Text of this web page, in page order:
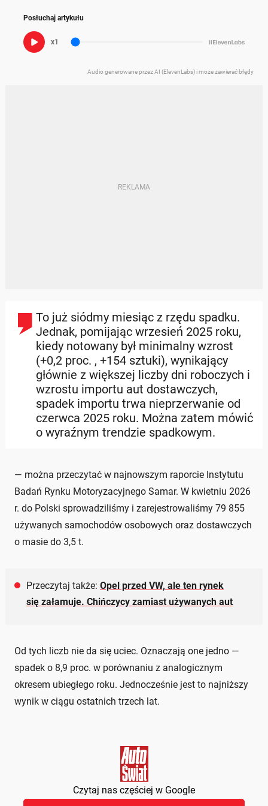
Posłuchaj artykułu
x1
Audio generowane przez AI (ElevenLabs) i może zawierać błędy
To już siódmy miesiąc z rzędu spadku.
Jednak, pomijając wrzesień 2025 roku,
kiedy notowany był minimalny wzrost
(+0,2 proc. , +154 sztuki), wynikający
głównie z większej liczby dni roboczych i
wzrostu importu aut dostawczych,
spadek importu trwa nieprzerwanie od
czerwca 2025 roku. Można zatem mówić
o wyraźnym trendzie spadkowym.
— można przeczytać w najnowszym raporcie Instytutu
Badań Rynku Motoryzacyjnego Samar. W kwietniu 2026
r. do Polski sprowadziliśmy i zarejestrowaliśmy 79 855
używanych samochodów osobowych oraz dostawczych
o masie do 3,5 t.
Przeczytaj także: Opel przed VW, ale ten rynek
się załamuje. Chińczycy zamiast używanych aut
Od tych liczb nie da się uciec. Oznaczają one jedno —
spadek o 8,9 proc. w porównaniu z analogicznym
okresem ubiegłego roku. Jednocześnie jest to najniższy
wynik w ciągu ostatnich trzech lat.
Czytaj nas częściej w Google